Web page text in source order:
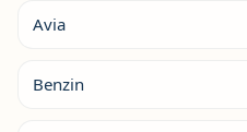
Avia
Benzin